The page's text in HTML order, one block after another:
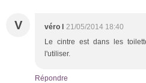
V véro l 21/05/2014 18:40
Le cintre est dans les
l'utiliser.
Répondre